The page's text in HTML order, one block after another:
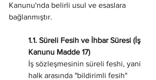
Kanunu'nda belirli usul ve esaslara
bağlanmıştır.
1.1. Süreli Fesih ve İhbar Süresi (İş
Kanunu Madde 17)
İş sözleşmesinin süreli feshi, yani
halk arasında "bildirimli fesih"